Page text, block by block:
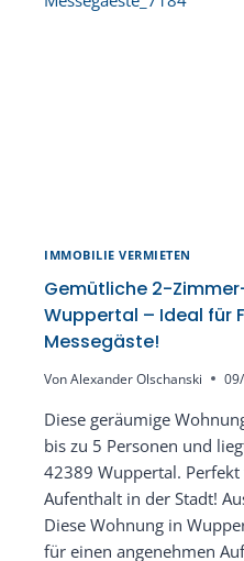
IMMOBILIE VERMIETEN
Gemütliche 2-
Wuppertal – Ideal für
Messegäste!
VonAlexander Olschanski
Diese geräumige
bis zu 5 Personen und
42389 Wuppertal.
Aufenthalt in der Stadt!
Diese Wohnung in
für einen angenehmen